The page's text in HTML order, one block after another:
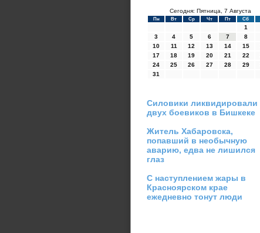
Сегодня: Пятница, 7 Августа
Пн Вт Ср Чт Пт Сб
1
3
4 5 6 7 8
10
11 12 13 14 15
17
18 19 20 21 22
24
25 26 27 28 29
31
Силовики ликвидировали
двух боевиков в Бишкеке
Житель Хабаровска,
попавший в необычную
аварию, едва не лишился
глаз
С наступлением жары в
Красноярском крае
ежедневно тонут люди